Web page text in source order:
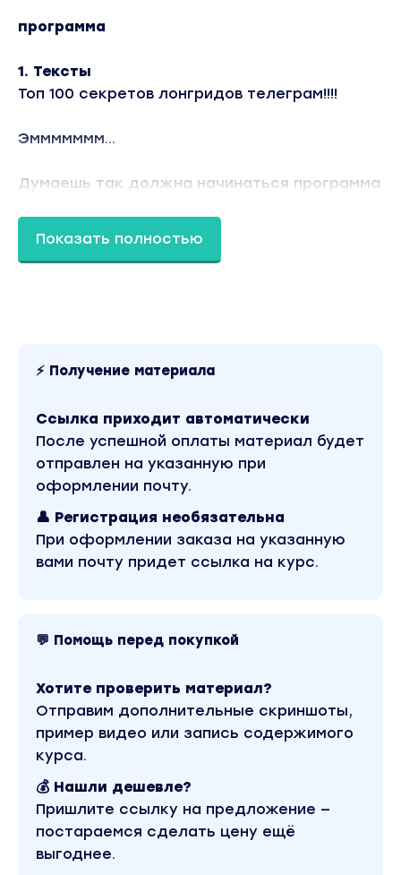
программа
1. Тексты
Топ 100 секретов лонгридов телеграм!!!!
Эммммммм...
Думаешь так должна начинаться программа
Разберем 3 фактора, без которых ни один
Тексты это основа всего. Все начинается с
текстов.
Любой адекватный видос начинается со
сценария и текста
Ты не просто поймешь как писать тексты в
Ты узнаешь почему 90% блогов в инсте
пишут как в детском саду
Разберем фирменное оформление канала
и чем оно вредит
Показать полностью
⚡ Получение материала
Ссылка приходит автоматически
После успешной оплаты материал будет
отправлен на указанную при
оформлении почту.
👤 Регистрация необязательна
При оформлении заказа на указанную
вами почту придет ссылка на курс.
💬 Помощь перед покупкой
Хотите проверить материал?
Отправим дополнительные скриншоты,
пример видео или запись содержимого
курса.
💰 Нашли дешевле?
Пришлите ссылку на предложение —
постараемся сделать цену ещё
выгоднее.